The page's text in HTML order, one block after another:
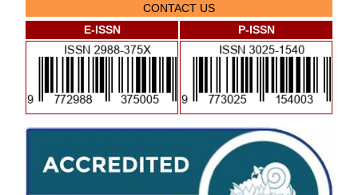
CONTACT US
E-ISSN
P-ISSN